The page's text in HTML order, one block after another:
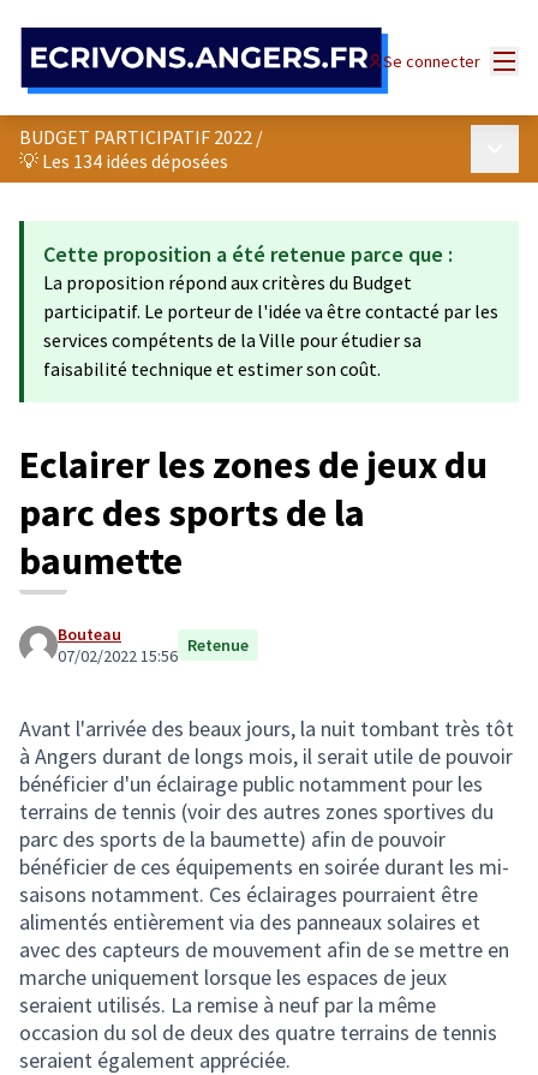
Se connecter
BUDGET PARTICIPATIF 2022 /
💡 Les 134 idées déposées
Cette proposition a été retenue parce que :
La proposition répond aux critères du Budget
participatif. Le porteur de l'idée va être contacté par les
services compétents de la Ville pour étudier sa
faisabilité technique et estimer son coût.
Eclairer les zones de jeux du
parc des sports de la
baumette
Bouteau
07/02/2022 15:56 Retenue
Avant l'arrivée des beaux jours, la nuit tombant très tôt
à Angers durant de longs mois, il serait utile de pouvoir
bénéficier d'un éclairage public notamment pour les
terrains de tennis (voir des autres zones sportives du
parc des sports de la baumette) afin de pouvoir
bénéficier de ces équipements en soirée durant les mi-
saisons notamment. Ces éclairages pourraient être
alimentés entièrement via des panneaux solaires et
avec des capteurs de mouvement afin de se mettre en
marche uniquement lorsque les espaces de jeux
seraient utilisés. La remise à neuf par la même
occasion du sol de deux des quatre terrains de tennis
seraient également appréciée.